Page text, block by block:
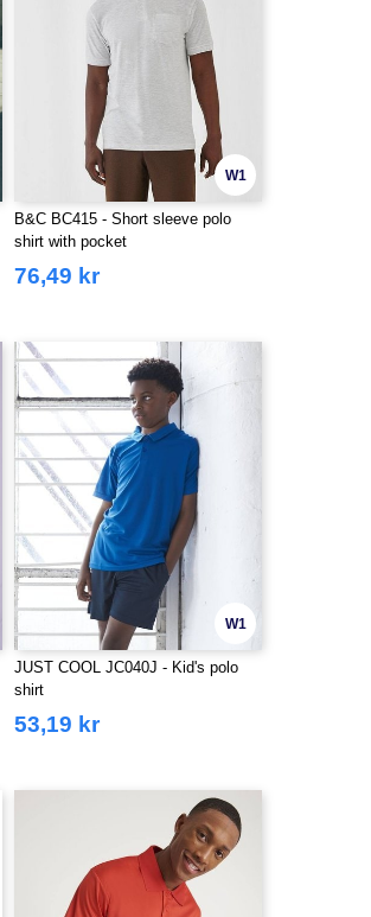
W1
B&C BC415 - Short sleeve polo
shirt with pocket
76,49 kr
W1
JUST COOL JC040J - Kid's polo
shirt
53,19 kr